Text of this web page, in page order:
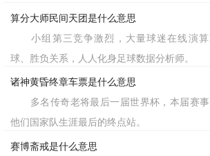
算分大师民间天团是什么意思
小组第三竞争激烈，大量球迷在线演算
球、胜负关系，人人化身足球数据分析师。
诸神黄昏终章车票是什么意思
多名传奇老将最后一届世界杯，本届赛事
他们国家队生涯最后的终点站。
赛博斋戒是什么意思